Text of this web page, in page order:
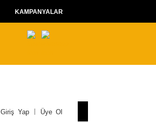
KAMPANYALAR
Giriş Yap Üye Ol